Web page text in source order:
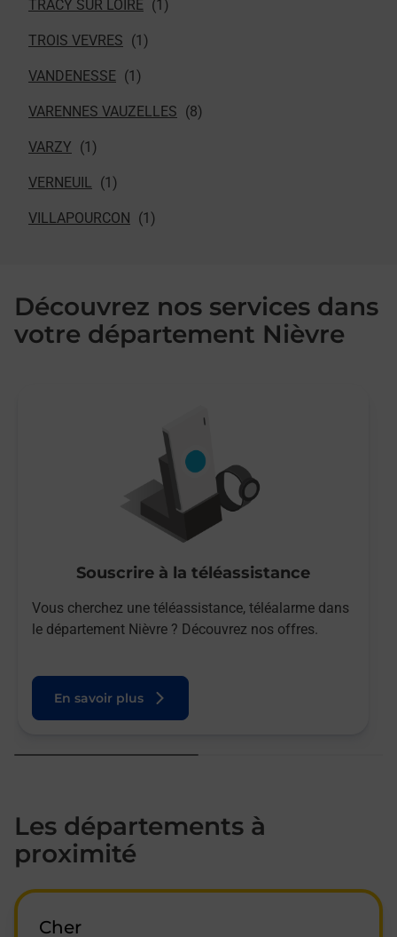
TRACY SUR LOIRE
TROIS VEVRES
VANDENESSE
VARENNES VAUZELLES
VARZY
VERNEUIL
VILLAPOURCON
Découvrez nos services dans
votre département Nièvre
Souscrire à la téléassistance
Vous cherchez une téléassistance, téléalarme dans
le département Nièvre ? Découvrez nos offres.
En savoir plus
Les départements à
proximité
Cher